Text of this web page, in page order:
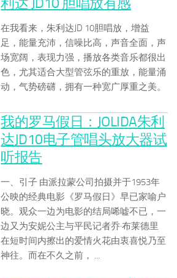
利达 JD10 胆唱放有感
在我看来，朱利达JD 10胆唱放，增益
足，能量充沛，信噪比高，声音全面，声
场宽阔，表现力强，播放各类音乐都很出
色，尤其适合大型管弦乐的重放，能量涌
动，气势磅礴，拥有一种宽广厚重之美。
我的罗马假日：JOLIDA朱利
达JD10电子管唱头放大器试
听报告
一、引子 由派拉蒙公司拍摄并于1953年
公映的经典电影《罗马假日》早已家喻户
晓。观众一边为电影的结局唏嘘不已，一
边又为安妮公主与平民记者乔·布莱德里
在短时间内擦出的爱情火花由衷喜悦乃至
神往。而在不久之前， ...